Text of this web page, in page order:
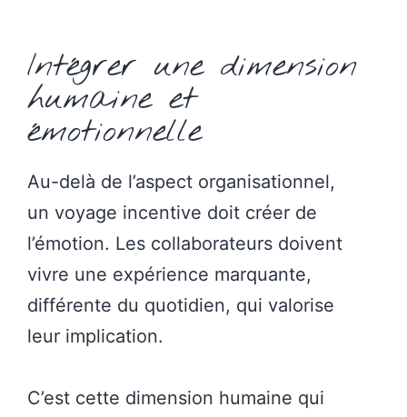
Intégrer une dimension
humaine et
émotionnelle
Au-delà de l’aspect organisationnel,
un voyage incentive doit créer de
l’émotion. Les collaborateurs doivent
vivre une expérience marquante,
différente du quotidien, qui valorise
leur implication.
C’est cette dimension humaine qui